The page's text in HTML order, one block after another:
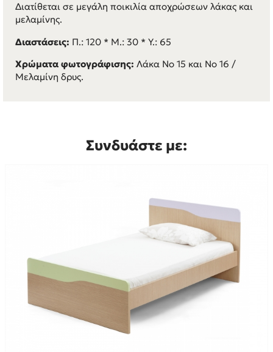
Διατίθεται σε μεγάλη ποικιλία αποχρώσεων λάκας και
μελαμίνης.
Διαστάσεις: Π.: 120 * M.: 30 * Y.: 65
Χρώματα φωτογράφισης: Λάκα Νο 15 και Νο 16 /
Μελαμίνη δρυς.
Συνδυάστε με: